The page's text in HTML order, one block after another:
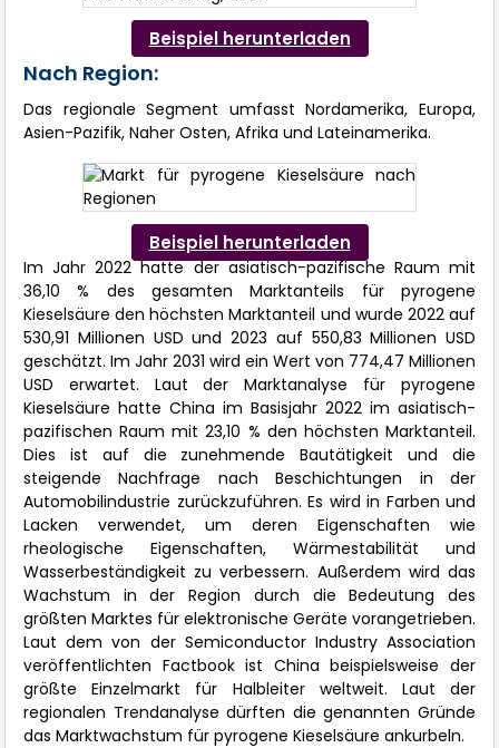
Beispiel herunterladen
Nach Region:
Das regionale Segment umfasst Nordamerika, Europa,
Asien-Pazifik, Naher Osten, Afrika und Lateinamerika.
Beispiel herunterladen
Im Jahr 2022 hatte der asiatisch-pazifische Raum mit
36,10 % des gesamten Marktanteils für pyrogene
Kieselsäure den höchsten Marktanteil und wurde 2022 auf
530,91 Millionen USD und 2023 auf 550,83 Millionen USD
geschätzt. Im Jahr 2031 wird ein Wert von 774,47 Millionen
USD erwartet. Laut der Marktanalyse für pyrogene
Kieselsäure hatte China im Basisjahr 2022 im asiatisch-
pazifischen Raum mit 23,10 % den höchsten Marktanteil.
Dies ist auf die zunehmende Bautätigkeit und die
steigende Nachfrage nach Beschichtungen in der
Automobilindustrie zurückzuführen. Es wird in Farben und
Lacken verwendet, um deren Eigenschaften wie
rheologische Eigenschaften, Wärmestabilität und
Wasserbeständigkeit zu verbessern. Außerdem wird das
Wachstum in der Region durch die Bedeutung des
größten Marktes für elektronische Geräte vorangetrieben.
Laut dem von der Semiconductor Industry Association
veröffentlichten Factbook ist China beispielsweise der
größte Einzelmarkt für Halbleiter weltweit. Laut der
regionalen Trendanalyse dürften die genannten Gründe
das Marktwachstum für pyrogene Kieselsäure ankurbeln.